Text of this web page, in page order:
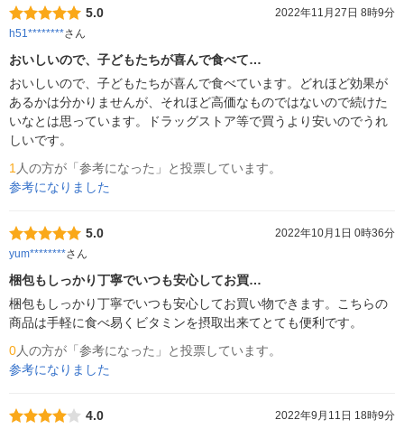
5.0
2022年11月27日 8時9分
h51********さん
おいしいので、子どもたちが喜んで食べて…
おいしいので、子どもたちが喜んで食べています。どれほど効果が
あるかは分かりませんが、それほど高価なものではないので続けた
いなとは思っています。ドラッグストア等で買うより安いのでうれ
しいです。
1 人の方が「参考になった」と投票しています。
参考になりました
5.0
2022年10月1日 0時36分
yum********さん
梱包もしっかり丁寧でいつも安心してお買…
梱包もしっかり丁寧でいつも安心してお買い物できます。こちらの
商品は手軽に食べ易くビタミンを摂取出来てとても便利です。
0人の方が「参考になった」と投票しています。
参考になりました
4.0
2022年9月11日 18時9分